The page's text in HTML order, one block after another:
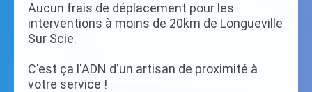
Aucun frais de déplacement pour les
interventions à moins de 20km de Longueville
Sur Scie.
C'est ça l'ADN d'un artisan de proximité à
votre service !